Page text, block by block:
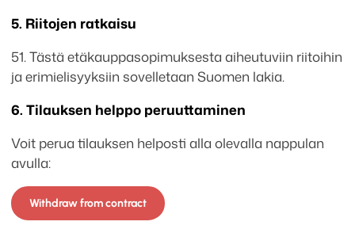
5. Riitojen ratkaisu
51. Tästä etäkauppasopimuksesta aiheutuviin riitoihin
ja erimielisyyksiin sovelletaan Suomen lakia.
6. Tilauksen helppo peruuttaminen
Voit perua tilauksen helposti alla olevalla nappulan
avulla:
Withdraw from contract